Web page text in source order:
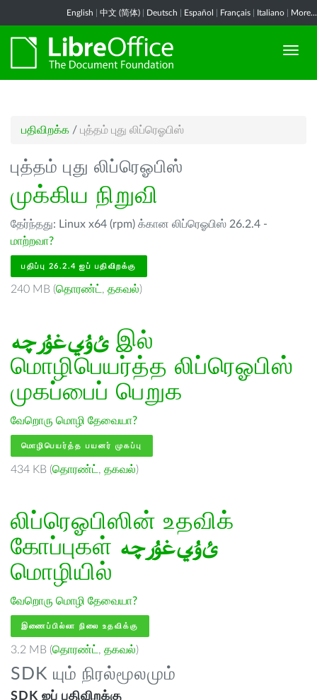
English 中文 (简体) Deutsch Español Français Italiano More...
பதிவிறக்க / புத்தம் புது லிப்ரெஓபிஸ்
புத்தம் புது லிப்ரெஓபிஸ்
முக்கிய நிறுவி
தேர்ந்தது: Linux x64 (rpm) க்கான லிப்ரெஓபிஸ் 26.2.4 -
மாற்றவா?
பதிப்பு 26.2.4 ஐப் பதிவிறக்கு
240 MB (தொரண்ட் , தகவல்)
ﺉۇﻲﻏۇﺭچە இல்
மொழிபெயர்த்த லிப்ரெஓபிஸ்
முகப்பைப் பெறுக
வேறொரு மொழி தேவையா?
மொழிபெயர்த்த பயனர் முகப்பு
434 KB (தொரண்ட் , தகவல்)
லிப்ரெஓபிஸின் உதவிக்
கோப்புகள் ﺉۇﻲﻏۇﺭچە
மொழியில்
வேறொரு மொழி தேவையா?
இணைப்பில்லா நிலை உதவிக்கு
3.2 MB (தொரண்ட் , தகவல்)
SDK யும் நிரல்மூலமும்
SDK ஐப் பதிவிறக்கு